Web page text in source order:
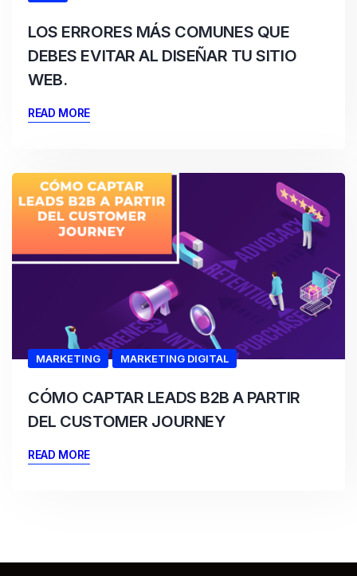
LOS ERRORES MÁS COMUNES QUE
DEBES EVITAR AL DISEÑAR TU SITIO
WEB.
READ MORE
MARKETING MARKETING DIGITAL
CÓMO CAPTAR LEADS B2B A PARTIR
DEL CUSTOMER JOURNEY
READ MORE